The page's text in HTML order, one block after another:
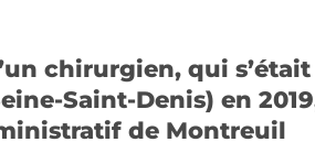
chirurgien, qui s’était
Saint-Denis) en
de Montreuil